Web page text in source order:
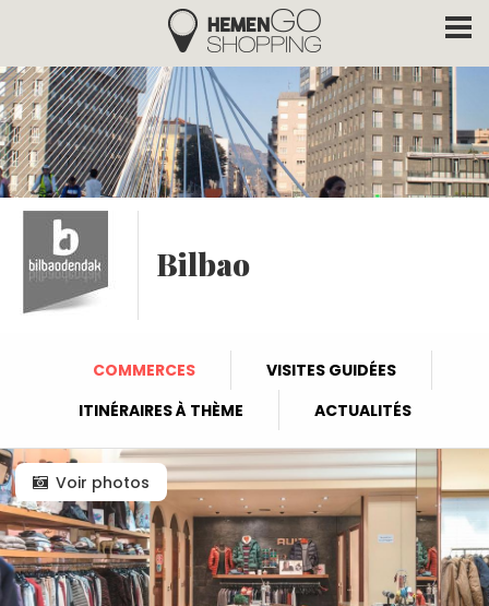
Aller au contenu principal
Hemengo Shopping
Bilbao
COMMERCES
VISITES GUIDÉES
ITINÉRAIRES À THÈME
ACTUALITÉS
Voir photos